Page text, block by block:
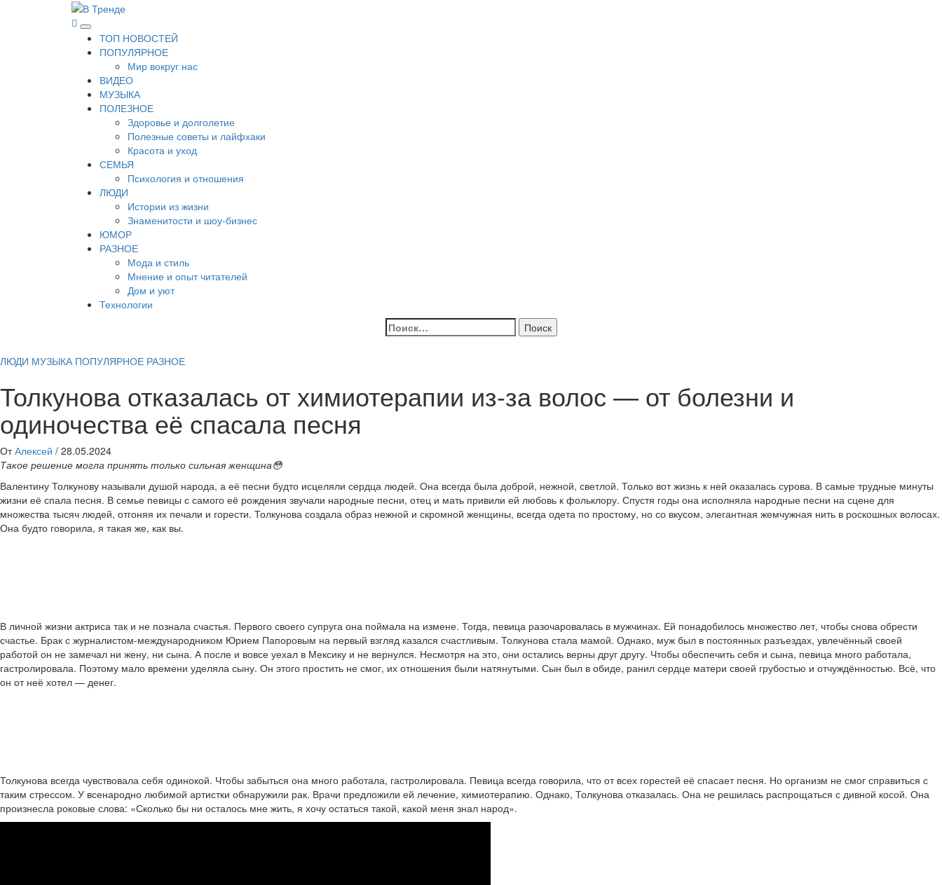
В Тренде
Самые свежие новости интернета
Основное
меню
ТОП НОВОСТЕЙ
ПОПУЛЯРНОЕ
Мир вокруг нас
ВИДЕО
МУЗЫКА
ПОЛЕЗНОЕ
Здоровье и долголетие
Полезные советы и лайфхаки
Красота и уход
СЕМЬЯ
Психология и отношения
ЛЮДИ
Истории из жизни
Знаменитости и шоу-бизнес
ЮМОР
РАЗНОЕ
Мода и стиль
Мнение и опыт читателей
Дом и уют
Технологии
Найти:
ЛЮДИ МУЗЫКА ПОПУЛЯРНОЕ РАЗНОЕ
Толкунова отказалась от химиотерапии из-за волос — от болезни и
одиночества её спасала песня
От Алексей / 28.05.2024
Такое решение могла принять только сильная женщина😳
Валентину Толкунову называли душой народа, а её песни будто исцеляли сердца людей. Она всегда была доброй, нежной, светлой. Только вот жизнь к ней оказалась сурова. В самые трудные минуты
жизни её спала песня. В семье певицы с самого её рождения звучали народные песни, отец и мать привили ей любовь к фольклору. Спустя годы она исполняла народные песни на сцене для
множества тысяч людей, отгоняя их печали и горести. Толкунова создала образ нежной и скромной женщины, всегда одета по простому, но со вкусом, элегантная жемчужная нить в роскошных волосах.
Она будто говорила, я такая же, как вы.
В личной жизни актриса так и не познала счастья. Первого своего супруга она поймала на измене. Тогда, певица разочаровалась в мужчинах. Ей понадобилось множество лет, чтобы снова обрести
счастье. Брак с журналистом-международником Юрием Папоровым на первый взгляд казался счастливым. Толкунова стала мамой. Однако, муж был в постоянных разъездах, увлечённый своей
работой он не замечал ни жену, ни сына. А после и вовсе уехал в Мексику и не вернулся. Несмотря на это, они остались верны друг другу. Чтобы обеспечить себя и сына, певица много работала,
гастролировала. Поэтому мало времени уделяла сыну. Он этого простить не смог, их отношения были натянутыми. Сын был в обиде, ранил сердце матери своей грубостью и отчуждённостью. Всё, что
он от неё хотел — денег.
Толкунова всегда чувствовала себя одинокой. Чтобы забыться она много работала, гастролировала. Певица всегда говорила, что от всех горестей её спасает песня. Но организм не смог справиться с
таким стрессом. У всенародно любимой артистки обнаружили рак. Врачи предложили ей лечение, химиотерапию. Однако, Толкунова отказалась. Она не решилась распрощаться с дивной косой. Она
произнесла роковые слова: «Сколько бы ни осталось мне жить, я хочу остаться такой, какой меня знал народ».